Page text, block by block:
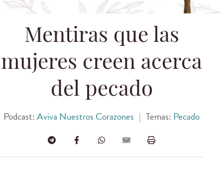
Mentiras que las
mujeres creen acerca
del pecado
Podcast:Aviva Nuestros Corazones | Temas: Pecado